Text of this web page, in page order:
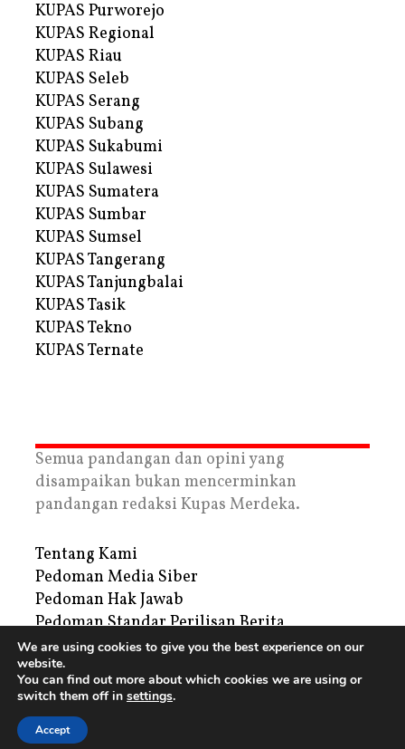
KUPAS Purworejo
KUPAS Regional
KUPAS Riau
KUPAS Seleb
KUPAS Serang
KUPAS Subang
KUPAS Sukabumi
KUPAS Sulawesi
KUPAS Sumatera
KUPAS Sumbar
KUPAS Sumsel
KUPAS Tangerang
KUPAS Tanjungbalai
KUPAS Tasik
KUPAS Tekno
KUPAS Ternate
Semua pandangan dan opini yang
disampaikan bukan mencerminkan
pandangan redaksi Kupas Merdeka.
Tentang Kami
Pedoman Media Siber
Pedoman Hak Jawab
Pedoman Standar Perilisan Berita
Privacy Policy
Periklanan
Copyright © 2026 | PT. Tegar Kupas Mediatama
We are using cookies to give you the best experience on our
website.
You can find out more about which cookies we are using or
switch them off in settings.
Accept